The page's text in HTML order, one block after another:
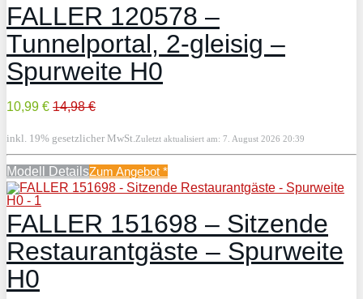
FALLER 120578 –
Tunnelportal, 2-gleisig –
Spurweite H0
10,99 € 14,98 €
inkl. 19% gesetzlicher MwSt. Zuletzt aktualisiert am: 7. August 2026 20:39
Modell DetailsZum Angebot *
FALLER 151698 – Sitzende
Restaurantgäste – Spurweite
H0